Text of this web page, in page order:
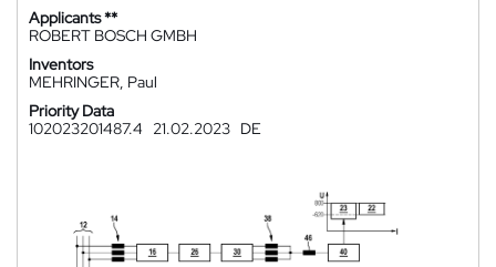
Applicants **
ROBERT BOSCH GMBH
Inventors
MEHRINGER, Paul
Priority Data
102023201487.4
21.02.2023 DE